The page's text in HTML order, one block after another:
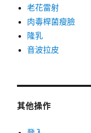
老花雷射
肉毒桿菌瘦臉
隆乳
音波拉皮
其他操作